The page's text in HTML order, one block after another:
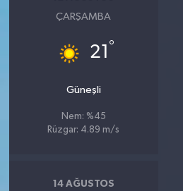
ÇARŞAMBA
21 °
Güneşli
Nem: %45
Rüzgar: 4.89 m/s
14 AĞUSTOS